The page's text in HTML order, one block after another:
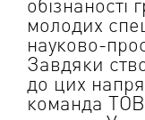
обізнаності
молодих
науково-
Завдяки
до цих
команда ТОВ